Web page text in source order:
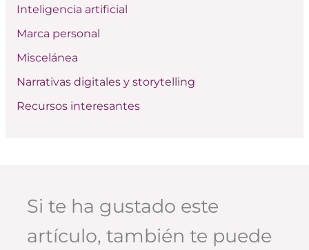
:Inteligencia artificial
Marca personal
Miscelánea
Narrativas digitales y storytelling
Recursos interesantes
Si te ha gustado este
artículo, también te puede